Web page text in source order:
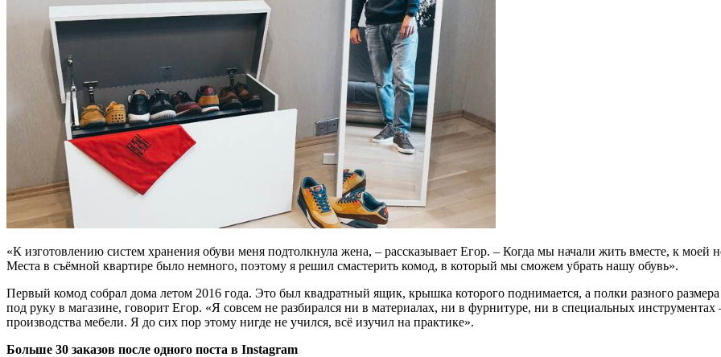
«К изготовлению систем хранения обуви меня подтолкнула жена, – рассказывает Егор. – Когда мы начали жить вместе, к моей
Места в съёмной квартире было немного, поэтому я решил смастерить комод, в который мы сможем убрать нашу обувь».
Первый комод собрал дома летом 2016 года. Это был квадратный ящик, крышка которого поднимается, а полки разного
под руку в магазине, говорит Егор. «Я совсем не разбирался ни в материалах, ни в фурнитуре, ни в специальных инструментах
производства мебели. Я до сих пор этому нигде не учился, всё изучил на практике».
Больше 30 заказов после одного поста в Instagram